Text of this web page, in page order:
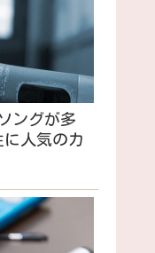
ングが多
人気のカ